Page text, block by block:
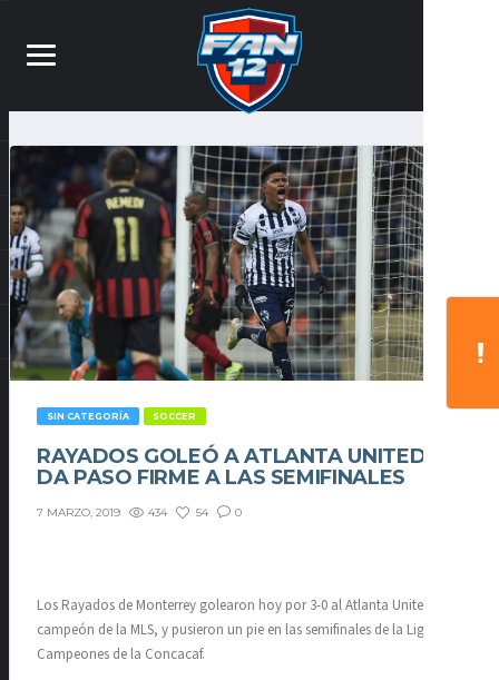
SIN CATEGORÍA SOCCER
RAYADOS GOLEÓ A ATLANTA UNITED Y
DA PASO FIRME A LAS SEMIFINALES
7 MARZO, 2019 434 54 0
Los Rayados de Monterrey golearon hoy por 3-0 al Atlanta United,
campeón de la MLS, y pusieron un pie en las semifinales de la Liga de
Campeones de la Concacaf.